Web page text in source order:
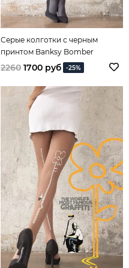
Серые колготки с черным
принтом Banksy Bomber
2260 1700 руб -25%